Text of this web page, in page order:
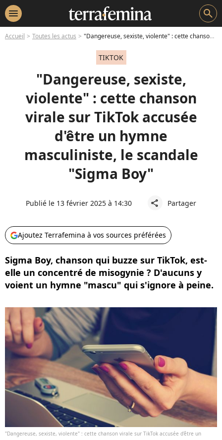
menu search
Accueil Toutes les actus "Dangereuse, sexiste, violente" : cette chanson virale sur TikTok accusée d'être un hymne masculiniste, le scandale "Sigma Boy"
TIKTOK
"Dangereuse, sexiste,
violente" : cette chanson
virale sur TikTok accusée
d'être un hymne
masculiniste, le scandale
"Sigma Boy"
Publié le 13 février 2025 à 14:30 share Partager
Ajoutez Terrafemina à vos sources préférées
Sigma Boy, chanson qui buzze sur TikTok, est-
elle un concentré de misogynie ? D'aucuns y
voient un hymne "mascu" qui s'ignore à peine.
"Dangereuse, sexiste, violente" : cette chanson virale sur TikTok accusée d'être un